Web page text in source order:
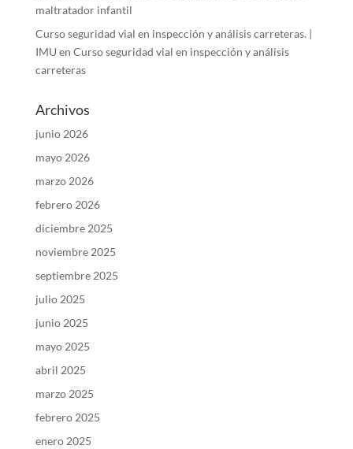
maltratador infantil
Curso seguridad vial en inspección y análisis carreteras. |
IMU en Curso seguridad vial en inspección y análisis
carreteras
Archivos
junio 2026
mayo 2026
marzo 2026
febrero 2026
diciembre 2025
noviembre 2025
septiembre 2025
julio 2025
junio 2025
mayo 2025
abril 2025
marzo 2025
febrero 2025
enero 2025